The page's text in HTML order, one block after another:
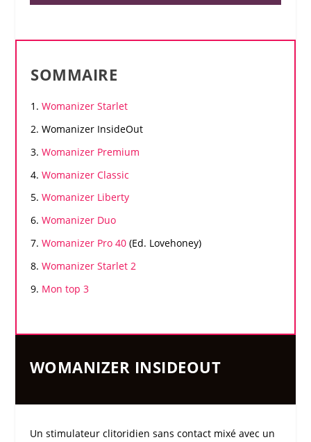
SOMMAIRE
Womanizer Starlet
Womanizer InsideOut
Womanizer Premium
Womanizer Classic
Womanizer Liberty
Womanizer Duo
Womanizer Pro 40 (Ed. Lovehoney)
Womanizer Starlet 2
Mon top 3
WOMANIZER INSIDEOUT
Un stimulateur clitoridien sans contactmixé avec un